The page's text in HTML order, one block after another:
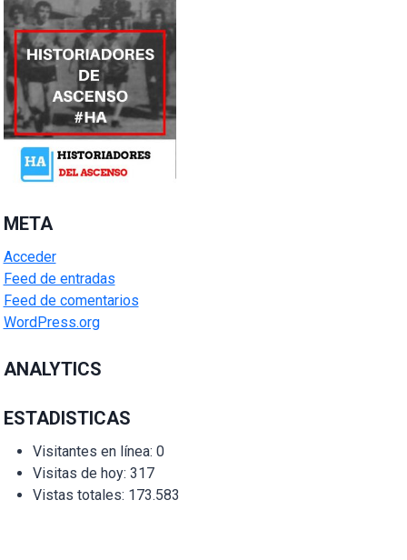
META
Acceder
Feed de entradas
Feed de comentarios
WordPress.org
ANALYTICS
ESTADISTICAS
Visitantes en línea: 0
Visitas de hoy: 317
Vistas totales: 173.583